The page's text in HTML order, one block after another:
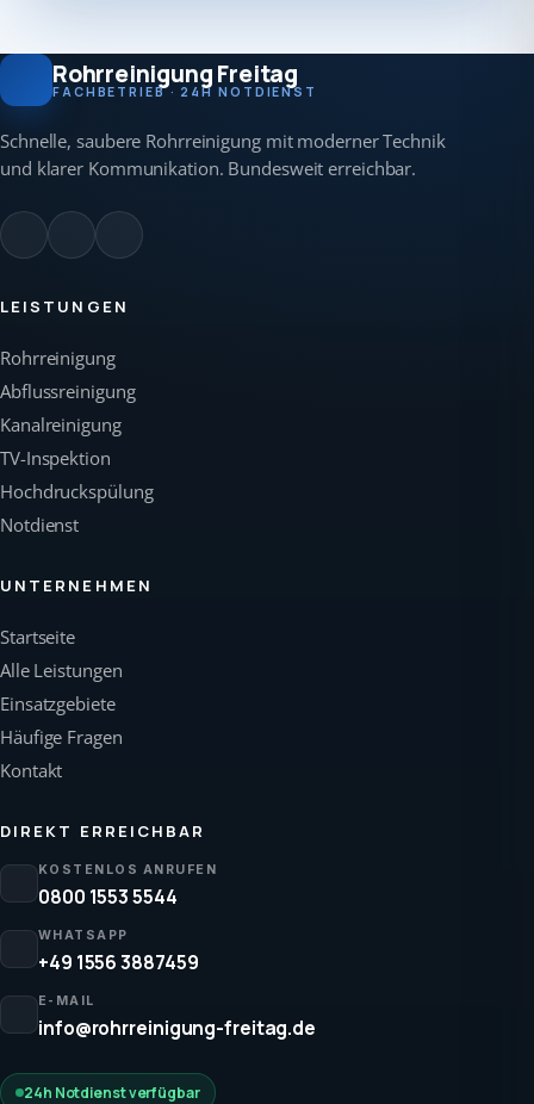
Rohrreinigung Freitag
FACHBETRIEB · 24H NOTDIENST
Schnelle, saubere Rohrreinigung mit moderner Technik
und klarer Kommunikation. Bundesweit erreichbar.
LEISTUNGEN
Rohrreinigung
Abflussreinigung
Kanalreinigung
TV-Inspektion
Hochdruckspülung
Notdienst
UNTERNEHMEN
Startseite
Alle Leistungen
Einsatzgebiete
Häufige Fragen
Kontakt
DIREKT ERREICHBAR
KOSTENLOS ANRUFEN
0800 1553 5544
WHATSAPP
+49 1556 3887459
E-MAIL
info@rohrreinigung-freitag.de
24h Notdienst verfügbar